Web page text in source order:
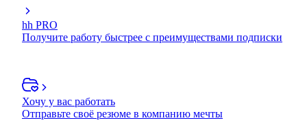
hh PRO
Получите работу быстрее с преимуществами подписки
Хочу у вас работать
Отправьте своё резюме в компанию мечты